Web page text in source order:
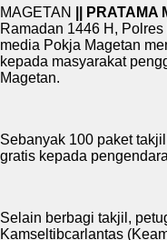
MAGETAN || PRATAMA
Ramadan 1446 H,
media Pokja Magetan
kepada masyarakat
Magetan.
Sebanyak 100 paket
gratis kepada
Selain berbagi takjil,
Kamseltibcarlantas